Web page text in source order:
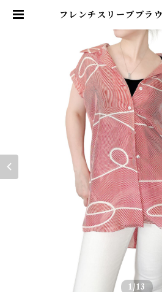
フレンチスリーブブラ
1 /13